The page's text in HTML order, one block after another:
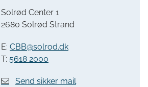
Solrød Center 1
2680 Solrød Strand
E: CBB@solrod.dk
T: 5618 2000
Send sikker mail